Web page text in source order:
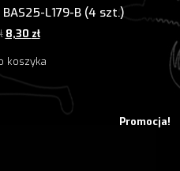
BAS25-L179-B (4 szt.)
Pierwotna
wynosiła:
8,30 złAktualna
wynosi:
koszyka
Promocja!